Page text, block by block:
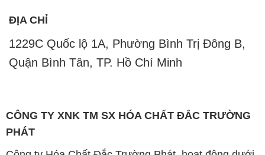
ĐỊA CHỈ
1229C Quốc lộ 1A, Phường Bình Trị Đông B,
Quận Bình Tân, TP. Hồ Chí Minh
CÔNG TY XNK TM SX HÓA CHẤT ĐẮC TRƯỜNG
PHÁT